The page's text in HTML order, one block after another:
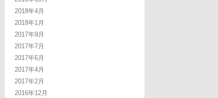
2018年4月
2018年1月
2017年9月
2017年7月
2017年6月
2017年4月
2017年2月
2016年12月